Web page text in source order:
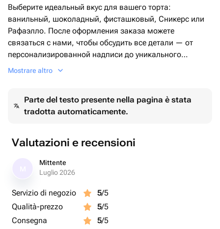
Выберите идеальный вкус для вашего торта:
ванильный, шоколадный, фисташковый, Сникерс или
Рафаэлло. После оформления заказа можете
связаться с нами, чтобы обсудить все детали — от
персонализированной надписи до уникального
дизайна Бенто-торта. Этот торт идеально подойдет для
десерт, который будет соответствовать всем вашим
пожеланиям и сделает ваш праздник незабываемым!
Mostrare altro
Parte del testo presente nella pagina è stata
tradotta automaticamente.
Valutazioni e recensioni
Mittente
Luglio 2026
Servizio di negozio 5/5
Qualità-prezzo
5/5
Consegna
5/5